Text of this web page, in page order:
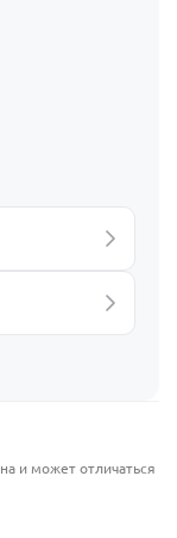
и может отличаться